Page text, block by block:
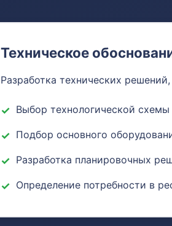
Техническое
Разработка технических
Выбор технологической схемы
Подбор основного
Разработка планировочных
Определение потребности в